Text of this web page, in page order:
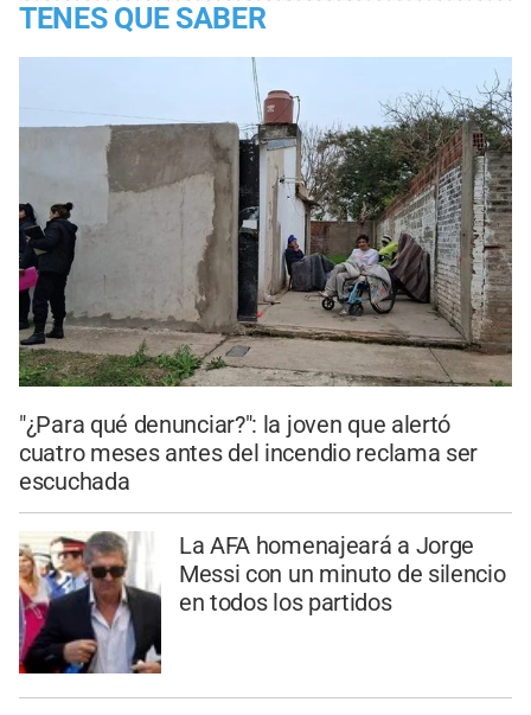
TENES QUE SABER
"¿Para qué denunciar?": la joven que alertó
cuatro meses antes del incendio reclama ser
escuchada
La AFA homenajeará a Jorge
Messi con un minuto de silencio
en todos los partidos